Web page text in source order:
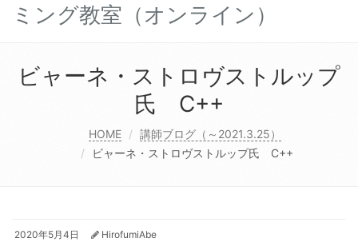
ミング教室（オンライン）
ビャーネ・ストロヴストルップ
氏 C++
HOME
講師ブログ（～2021.3.25）
ビャーネ・ストロヴストルップ氏 C++
2020年5月4日 HirofumiAbe